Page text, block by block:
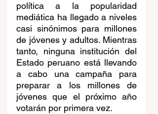
política a la popularidad
mediática ha llegado a niveles
casi sinónimos para millones
de jóvenes y adultos. Mientras
tanto, ninguna institución del
Estado peruano está llevando
a cabo una campaña para
preparar a los millones de
jóvenes que el próximo año
votarán por primera vez.